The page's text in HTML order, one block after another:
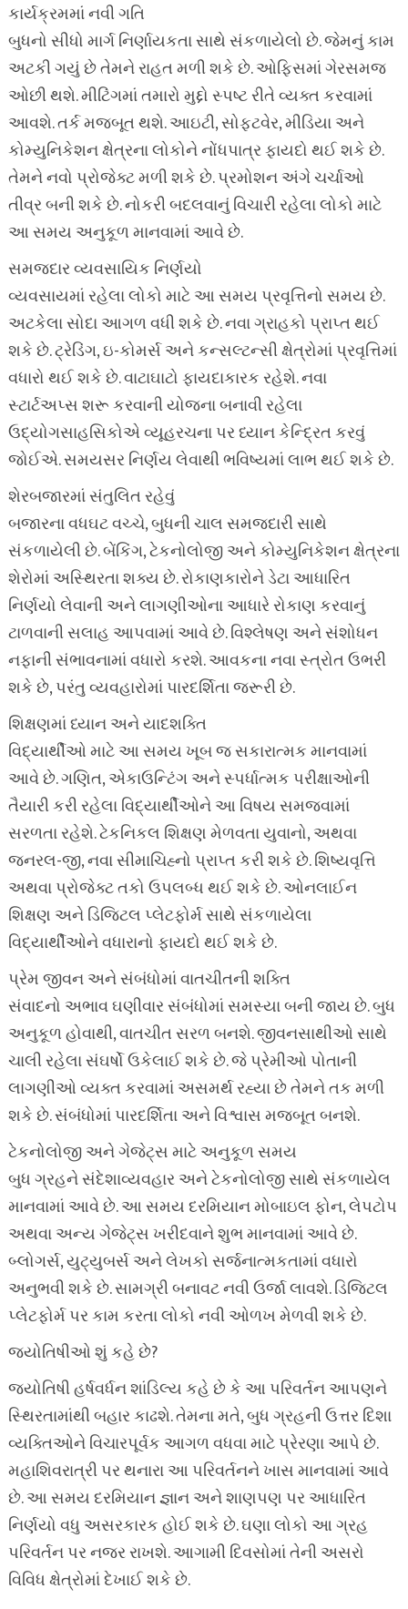
કાર્યક્રમમાં નવી ગતિ
બુધનો સીધો માર્ગ નિર્ણાયકતા સાથે સંકળાયેલો છે. જેમનું કામ
અટકી ગયું છે તેમને રાહત મળી શકે છે. ઓફિસમાં ગેરસમજ
ઓછી થશે. મીટિંગમાં તમારો મુદ્દો સ્પષ્ટ રીતે વ્યક્ત કરવામાં
આવશે. તર્ક મજબૂત થશે. આઇટી, સોફ્ટવેર, મીડિયા અને
કોમ્યુનિકેશન ક્ષેત્રના લોકોને નોંધપાત્ર ફાયદો થઈ શકે છે.
તેમને નવો પ્રોજેક્ટ મળી શકે છે. પ્રમોશન અંગે ચર્ચાઓ
તીવ્ર બની શકે છે. નોકરી બદલવાનું વિચારી રહેલા લોકો માટે
આ સમય અનુકૂળ માનવામાં આવે છે.
સમજદાર વ્યવસાયિક નિર્ણયો
વ્યવસાયમાં રહેલા લોકો માટે આ સમય પ્રવૃત્તિનો સમય છે.
અટકેલા સોદા આગળ વધી શકે છે. નવા ગ્રાહકો પ્રાપ્ત થઈ
શકે છે. ટ્રેડિંગ, ઇ-કોમર્સ અને કન્સલ્ટન્સી ક્ષેત્રોમાં પ્રવૃત્તિમાં
વધારો થઈ શકે છે. વાટાઘાટો ફાયદાકારક રહેશે. નવા
સ્ટાર્ટઅપ્સ શરૂ કરવાની યોજના બનાવી રહેલા
ઉદ્યોગસાહસિકોએ વ્યૂહરચના પર ધ્યાન કેન્દ્રિત કરવું
જોઈએ. સમયસર નિર્ણય લેવાથી ભવિષ્યમાં લાભ થઈ શકે છે.
શેરબજારમાં સંતુલિત રહેવું
બજારના વધઘટ વચ્ચે, બુધની ચાલ સમજદારી સાથે
સંકળાયેલી છે. બેંકિંગ, ટેકનોલોજી અને કોમ્યુનિકેશન ક્ષેત્રના
શેરોમાં અસ્થિરતા શક્ય છે. રોકાણકારોને ડેટા આધારિત
નિર્ણયો લેવાની અને લાગણીઓના આધારે રોકાણ કરવાનું
ટાળવાની સલાહ આપવામાં આવે છે. વિશ્લેષણ અને સંશોધન
નફાની સંભાવનામાં વધારો કરશે. આવકના નવા સ્ત્રોત ઉભરી
શકે છે, પરંતુ વ્યવહારોમાં પારદર્શિતા જરૂરી છે.
શિક્ષણમાં ધ્યાન અને યાદશક્તિ
વિદ્યાર્થીઓ માટે આ સમય ખૂબ જ સકારાત્મક માનવામાં
આવે છે. ગણિત, એકાઉન્ટિંગ અને સ્પર્ધાત્મક પરીક્ષાઓની
તૈયારી કરી રહેલા વિદ્યાર્થીઓને આ વિષય સમજવામાં
સરળતા રહેશે. ટેકનિકલ શિક્ષણ મેળવતા યુવાનો, અથવા
જનરલ-જી, નવા સીમાચિહ્નો પ્રાપ્ત કરી શકે છે. શિષ્યવૃત્તિ
અથવા પ્રોજેક્ટ તકો ઉપલબ્ધ થઈ શકે છે. ઓનલાઈન
શિક્ષણ અને ડિજિટલ પ્લેટફોર્મ સાથે સંકળાયેલા
વિદ્યાર્થીઓને વધારાનો ફાયદો થઈ શકે છે.
પ્રેમ જીવન અને સંબંધોમાં વાતચીતની શક્તિ
સંવાદનો અભાવ ઘણીવાર સંબંધોમાં સમસ્યા બની જાય છે. બુધ
અનુકૂળ હોવાથી, વાતચીત સરળ બનશે. જીવનસાથીઓ સાથે
ચાલી રહેલા સંઘર્ષો ઉકેલાઈ શકે છે. જે પ્રેમીઓ પોતાની
લાગણીઓ વ્યક્ત કરવામાં અસમર્થ રહ્યા છે તેમને તક મળી
શકે છે. સંબંધોમાં પારદર્શિતા અને વિશ્વાસ મજબૂત બનશે.
ટેકનોલોજી અને ગેજેટ્સ માટે અનુકૂળ સમય
બુધ ગ્રહને સંદેશાવ્યવહાર અને ટેકનોલોજી સાથે સંકળાયેલ
માનવામાં આવે છે. આ સમય દરમિયાન મોબાઇલ ફોન, લેપટોપ
અથવા અન્ય ગેજેટ્સ ખરીદવાને શુભ માનવામાં આવે છે.
બ્લોગર્સ, યુટ્યુબર્સ અને લેખકો સર્જનાત્મકતામાં વધારો
અનુભવી શકે છે. સામગ્રી બનાવટ નવી ઉર્જા લાવશે. ડિજિટલ
પ્લેટફોર્મ પર કામ કરતા લોકો નવી ઓળખ મેળવી શકે છે.
જ્યોતિષીઓ શું કહે છે?
જ્યોતિષી હર્ષવર્ધન શાંડિલ્ય કહે છે કે આ પરિવર્તન આપણને
સ્થિરતામાંથી બહાર કાઢશે. તેમના મતે, બુધ ગ્રહની ઉત્તર દિશા
વ્યક્તિઓને વિચારપૂર્વક આગળ વધવા માટે પ્રેરણા આપે છે.
મહાશિવરાત્રી પર થનારા આ પરિવર્તનને ખાસ માનવામાં આવે
છે. આ સમય દરમિયાન જ્ઞાન અને શાણપણ પર આધારિત
નિર્ણયો વધુ અસરકારક હોઈ શકે છે. ઘણા લોકો આ ગ્રહ
પરિવર્તન પર નજર રાખશે. આગામી દિવસોમાં તેની અસરો
વિવિધ ક્ષેત્રોમાં દેખાઈ શકે છે.